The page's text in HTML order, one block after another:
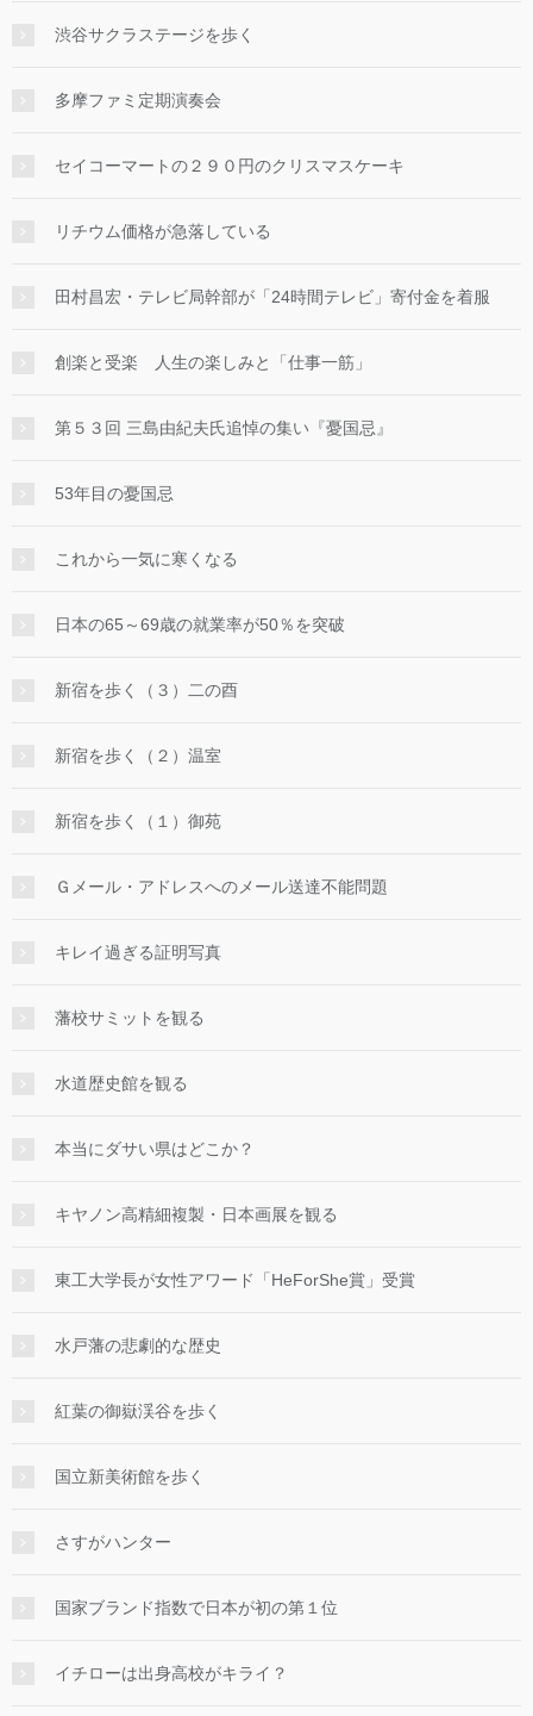
渋谷サクラステージを歩く
多摩ファミ定期演奏会
セイコーマートの２９０円のクリスマスケーキ
リチウム価格が急落している
田村昌宏・テレビ局幹部が「24時間テレビ」寄付金を着服
創楽と受楽 人生の楽しみと「仕事一筋」
第５３回 三島由紀夫氏追悼の集い『憂国忌』
53年目の憂国忌
これから一気に寒くなる
日本の65～69歳の就業率が50％を突破
新宿を歩く（３）二の酉
新宿を歩く（２）温室
新宿を歩く（１）御苑
Ｇメール・アドレスへのメール送達不能問題
キレイ過ぎる証明写真
藩校サミットを観る
水道歴史館を観る
本当にダサい県はどこか？
キヤノン高精細複製・日本画展を観る
東工大学長が女性アワード「HeForShe賞」受賞
水戸藩の悲劇的な歴史
紅葉の御嶽渓谷を歩く
国立新美術館を歩く
さすがハンター
国家ブランド指数で日本が初の第１位
イチローは出身高校がキライ？